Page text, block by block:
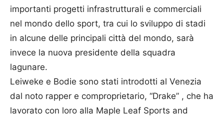
importanti progetti infrastrutturali e commerciali
nel mondo dello sport, tra cui lo sviluppo di stadi
in alcune delle principali città del mondo, sarà
invece la nuova presidente della squadra
lagunare.
Leiweke e Bodie sono stati introdotti al Venezia
dal noto rapper e comproprietario, “Drake” , che ha
lavorato con loro alla Maple Leaf Sports and